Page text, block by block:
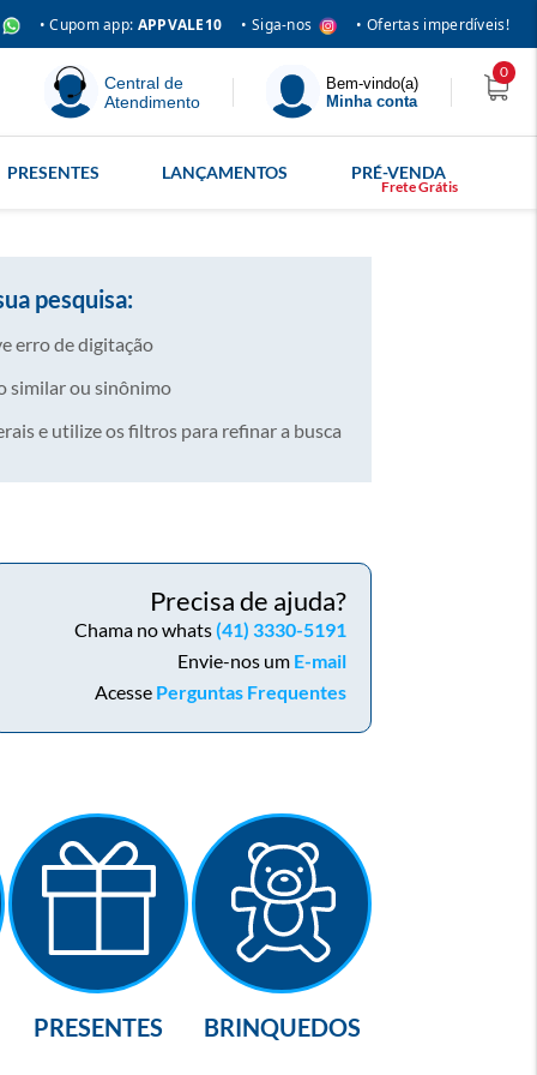
• Cupom app: APPVALE10 • Siga-nos • Ofertas imperdíveis!
Central de
Atendimento
Bem-vindo(a)
Minha conta
0
PRESENTES LANÇAMENTOS PRÉ-VENDA
pesquisa:
erro de digitação
similar ou sinônimo
e utilize os filtros para refinar a busca
Precisa de ajuda?
Chama no whats(41) 3330-5191
Envie-nos um E-mail
Acesse Perguntas Frequentes
PRESENTES BRINQUEDOS